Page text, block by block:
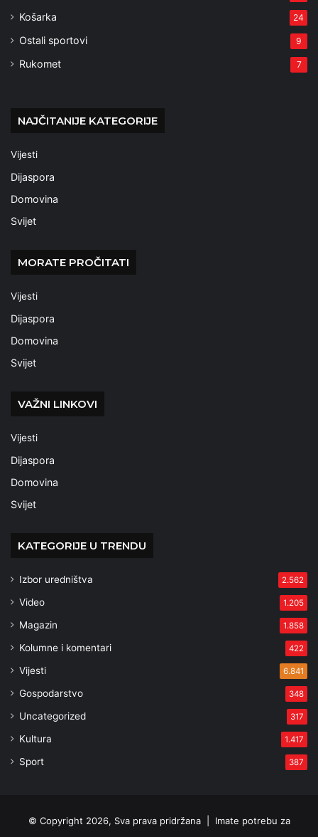
Košarka 24
Ostali sportovi 9
Rukomet 7
NAJČITANIJE KATEGORIJE
Vijesti
Dijaspora
Domovina
Svijet
MORATE PROČITATI
Vijesti
Dijaspora
Domovina
Svijet
VAŽNI LINKOVI
Vijesti
Dijaspora
Domovina
Svijet
KATEGORIJE U TRENDU
Izbor uredništva 2.562
Video 1.205
Magazin 1.858
Kolumne i komentari 422
Vijesti 6.841
Gospodarstvo 348
Uncategorized 317
Kultura 1.417
Sport 387
© Copyright 2026, Sva prava pridržana | Imate potrebu za